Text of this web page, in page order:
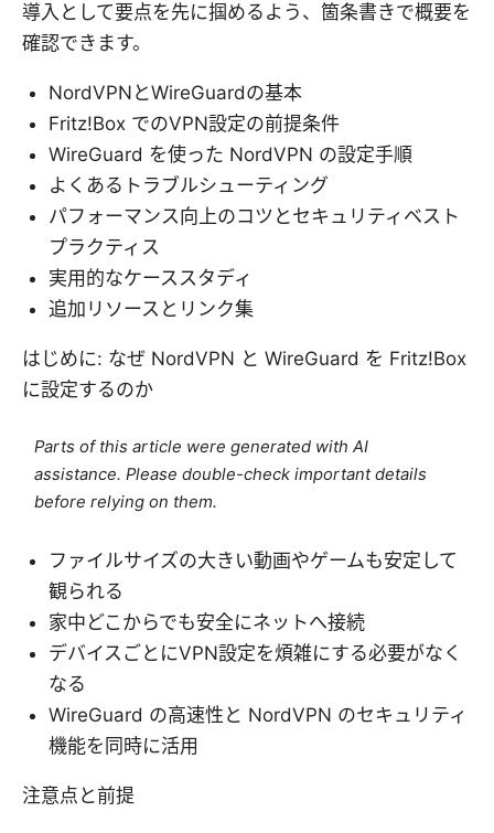
導入として要点を先に掴めるよう、箇条書きで概要を
確認できます。
NordVPNとWireGuardの基本
Fritz!Box でのVPN設定の前提条件
WireGuard を使った NordVPN の設定手順
よくあるトラブルシューティング
パフォーマンス向上のコツとセキュリティベスト
プラクティス
実用的なケーススタディ
追加リソースとリンク集
はじめに: なぜ NordVPN と WireGuard を Fritz!Box
に設定するのか
Parts of this article were generated with AI
assistance. Please double-check important details
before relying on them.
ファイルサイズの大きい動画やゲームも安定して
観られる
家中どこからでも安全にネットへ接続
デバイスごとにVPN設定を煩雑にする必要がなく
なる
WireGuard の高速性と NordVPN のセキュリティ
機能を同時に活用
注意点と前提